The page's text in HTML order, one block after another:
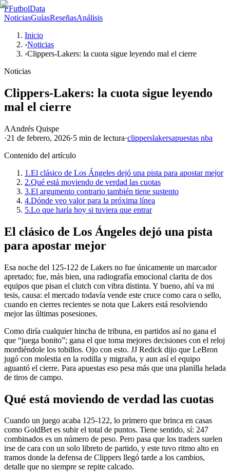
FFutbolData
NoticiasGuíasReseñasAnálisis
Inicio
›Noticias
›Clippers-Lakers: la cuota sigue leyendo mal el cierre
Noticias
Clippers-Lakers: la cuota sigue leyendo
mal el cierre
AAndrés Quispe
·21 de febrero, 2026·5 min de lectura·clipperslakersapuestas nba
Contenido del artículo
1.El clásico de Los Ángeles dejó una pista para apostar mejor
2.Qué está moviendo de verdad las cuotas
3.El argumento contrario también tiene sustento
4.Dónde veo valor para la próxima línea
5.Lo que haría hoy si tuviera que entrar
El clásico de Los Ángeles dejó una pista
para apostar mejor
Esa noche del 125-122 de Lakers no fue únicamente un marcador
apretado; fue, más bien, una radiografía emocional clarita de dos
equipos que pisan el clutch con vibra distinta. Y bueno, ahí va mi
tesis, causa: el mercado todavía vende este cruce como cara o sello,
cuando en cierres recientes se nota que Lakers está resolviendo
mejor las últimas posesiones.
Como diría cualquier hincha de tribuna, en partidos así no gana el
que “juega bonito”; gana el que toma mejores decisiones con el reloj
mordiéndole los tobillos. Ojo con esto. JJ Redick dijo que LeBron
jugó con molestia en la rodilla y migraña, y aun así el equipo
aguantó el cierre. Para apuestas eso pesa más que una planilla helada
de tiros de campo.
Qué está moviendo de verdad las cuotas
Cuando un juego acaba 125-122, lo primero que brinca en casas
como GoldBet es subir el total de puntos. Tiene sentido, sí: 247
combinados es un número de peso. Pero pasa que los traders suelen
irse de cara con un solo libreto de partido, y este tuvo ritmo alto en
tramos donde la defensa de Clippers llegó tarde a los cambios,
detalle que no siempre se repite calcado.